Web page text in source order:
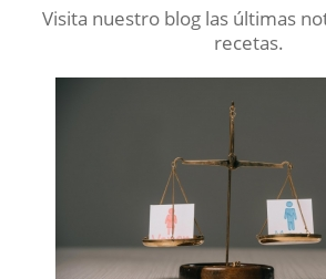
Visita nuestro blog las últimas
recetas.